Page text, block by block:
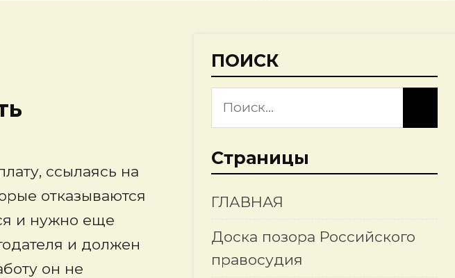
ссылаясь на
отказываются
и нужно еще
и должен
он не
ПОИСК
Страницы
ГЛАВНАЯ
Доска позора Российского
правосудия